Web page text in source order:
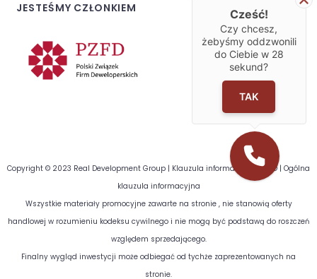
JESTEŚMY CZŁONKIEM
Copyright © 2023 Real Development Group | Klauzula informacyjna RODO| Ogólna
klauzula informacyjna
Wszystkie materiały promocyjne zawarte na stronie , nie stanowią oferty
handlowej w rozumieniu kodeksu cywilnego i nie mogą być podstawą do roszczeń
względem sprzedającego.
Finalny wygląd inwestycji może odbiegać od tychże zaprezentowanych na
stronie.
Cześć!
Czy chcesz,
żebyśmy oddzwonili
do Ciebie w 28
sekund?
TAK